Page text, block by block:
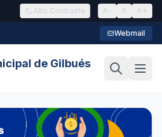
Alto Contraste A- A A+
Webmail
de Gilbués